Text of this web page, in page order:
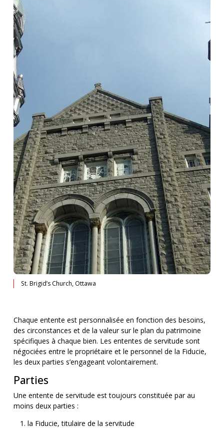
St. Brigid’s Church, Ottawa
Chaque entente est personnalisée en fonction des besoins,
des circonstances et de la valeur sur le plan du patrimoine
spécifiques à chaque bien. Les ententes de servitude sont
négociées entre le propriétaire et le personnel de la Fiducie,
les deux parties s’engageant volontairement.
Parties
Une entente de servitude est toujours constituée par au
moins deux parties :
la Fiducie, titulaire de la servitude